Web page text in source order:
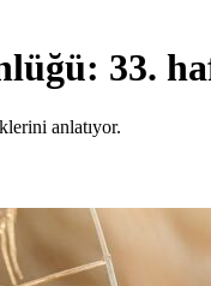
33.
anlatıyor.